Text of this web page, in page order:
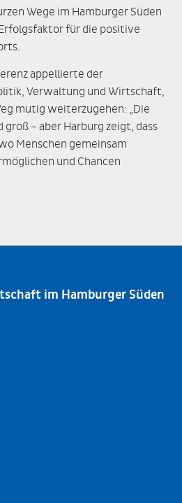
Wege im Hamburger Süden
für die positive
appellierte der
Verwaltung und Wirtschaft,
mutig weiterzugehen: „Die
– aber Harburg zeigt, dass
Menschen gemeinsam
und Chancen
im Hamburger Süden